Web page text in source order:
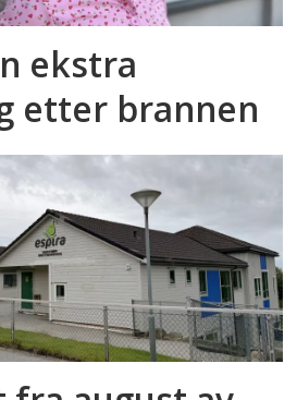
ekstra
etter brannen